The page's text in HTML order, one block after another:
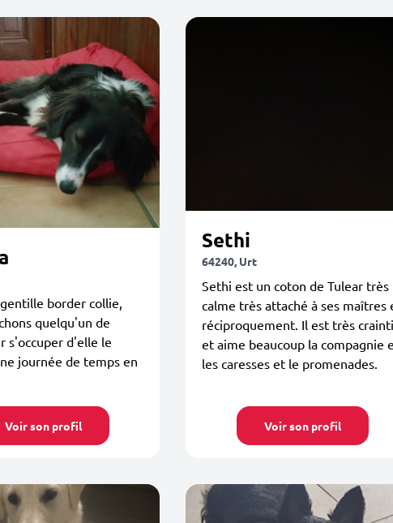
border collie,
quelqu'un de
s'occuper d'elle le
journée de temps en
Voir son profil
Sethi
64240, Urt
Sethi est un coton de Tulear très
calme très attaché à ses maîtres
réciproquement. Il est très
et aime beaucoup la compagnie
les caresses et le promenades.
Voir son profil